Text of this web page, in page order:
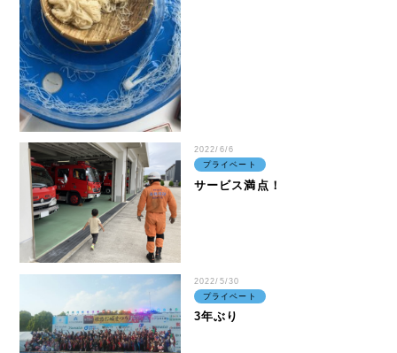
資源の一生に、夢と責任。
事業所map
プライベート
2022/6/6
サービス満点！
プライベート
2022/5/30
3年ぶり